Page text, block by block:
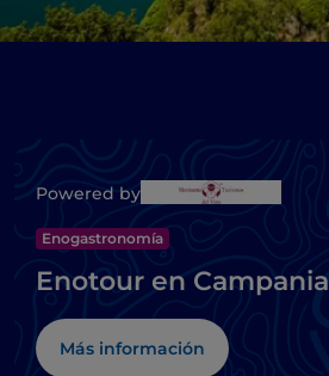
Powered by
Enogastronomía
Enotour en Campania
Más información